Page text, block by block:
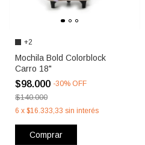
+2
Mochila Bold Colorblock
Carro 18"
$98.000 -30% OFF
$140.000
6 x $16.333,33 sin interés
Comprar